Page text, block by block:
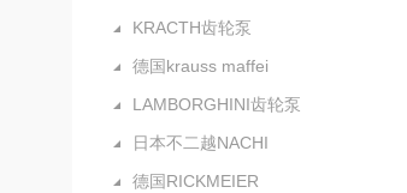
KRACTH齿轮泵
德国krauss maffei
LAMBORGHINI齿轮泵
日本不二越NACHI
德国RICKMEIER